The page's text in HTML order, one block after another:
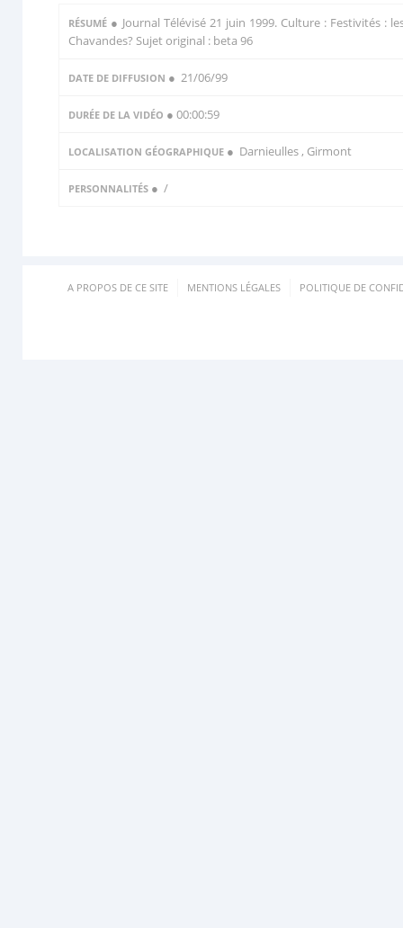
RÉSUMÉ ● Journal Télévisé 21 juin 1999. Culture : Festivités :
Chavandes? Sujet original : beta 96
DATE DE DIFFUSION ● 21/06/99
DURÉE DE LA VIDÉO ● 00:00:59
LOCALISATION GÉOGRAPHIQUE ● Darnieulles , Girmont
PERSONNALITÉS ● /
A PROPOS DE CE SITE MENTIONS LÉGALES POLITIQUE DE